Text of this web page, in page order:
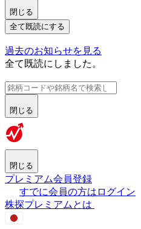
閉じる
全て既読にする
過去のお知らせを見る
全て既読にしました。
閉じる
閉じる
プレミアム会員登録
すでに会員の方はログイン
株探プレミアムとは